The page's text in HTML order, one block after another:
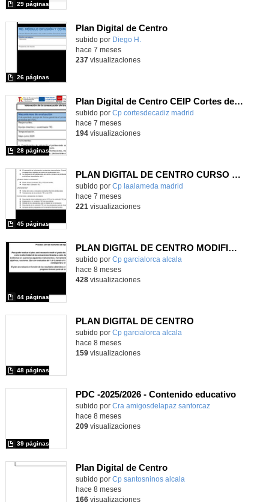
29 páginas
Plan Digital de Centro
subido por Diego H.
26 páginas
hace 7 meses
237visualizaciones
Plan Digital de Centro CEIP Cortes de Cádiz
subido por Cp cortesdecadiz madrid
28 páginas
hace 7 meses
194visualizaciones
PLAN DIGITAL DE CENTRO CURSO 25 26
Contenido educativo.
subido por Cp laalameda madrid
45 páginas
hace 7 meses
221 visualizaciones
PLAN DIGITAL DE CENTRO MODIFICADO 25/26
Contenido educativo.
subido por Cp garcialorca alcala
44 páginas
hace 8 meses
428visualizaciones
PLAN DIGITAL DE CENTRO
Contenido educativo.
subido por Cp garcialorca alcala
48 páginas
hace 8 meses
159visualizaciones
PDC -2025/2026 - Contenido educativo
Contenido educativo.
subido por Cra amigosdelapaz santorcaz
39 páginas
-
hace 8 meses
209visualizaciones
Plan Digital de Centro
subido por Cp santosninos alcala
hace 8 meses
166visualizaciones